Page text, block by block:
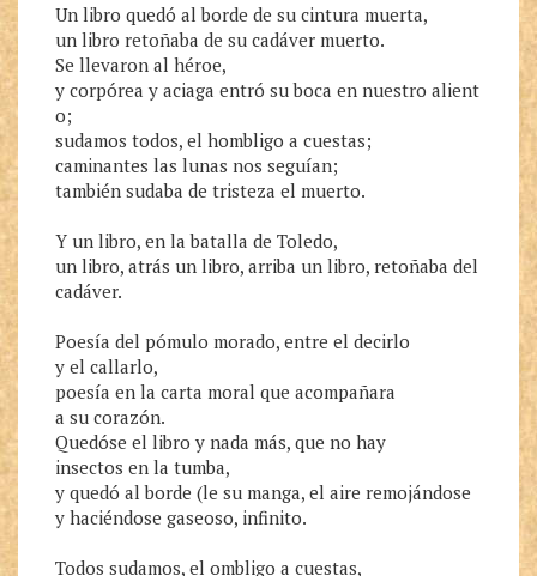
Un libro quedó al borde de su cintura muerta,
un libro retoñaba de su cadáver muerto.
Se llevaron al héroe,
y corpórea y aciaga entró su boca en nuestro alient
o;
sudamos todos, el hombligo a cuestas;
caminantes las lunas nos seguían;
también sudaba de tristeza el muerto.
Y un libro, en la batalla de Toledo,
un libro, atrás un libro, arriba un libro, retoñaba del
cadáver.
Poesía del pómulo morado, entre el decirlo
y el callarlo,
poesía en la carta moral que acompañara
a su corazón.
Quedóse el libro y nada más, que no hay
insectos en la tumba,
y quedó al borde (le su manga, el aire remojándose
y haciéndose gaseoso, infinito.
Todos sudamos, el ombligo a cuestas,